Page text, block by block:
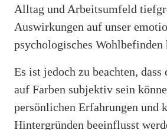
Alltag und Arbeitsumfeld
Auswirkungen auf unser
psychologisches Wohlbefinden
Es ist jedoch zu beachten, dass
auf Farben subjektiv sein
persönlichen Erfahrungen und
Hintergründen beeinflusst